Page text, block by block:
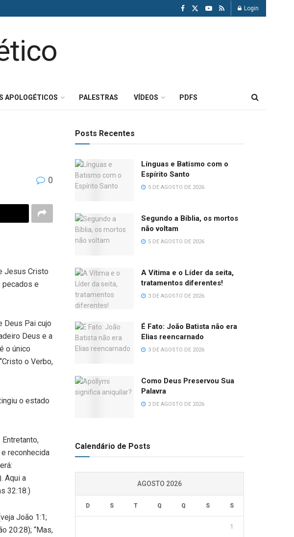
Login
APOLOGÉTICOS PALESTRAS VÍDEOS PDFS
0
Jesus Cristo
pecados e
Deus Pai cujo
Deus e a
o único
o Verbo,
o estado
reconhecida
Aqui a
32:18.)
João 1:1;
20:28); “Mas,
Posts Recentes
Línguas e Batismo com o
Espírito Santo
5 DE AGOSTO DE 2026
Segundo a Bíblia, os mortos
não voltam
5 DE AGOSTO DE 2026
A Vítima e o Líder da seita,
tratamentos diferentes!
3 DE AGOSTO DE 2026
É Fato: João Batista não era
Elias reencarnado
3 DE AGOSTO DE 2026
Como Deus Preservou Sua
Palavra
2 DE AGOSTO DE 2026
Calendário de Posts
AGOSTO 2026
D S T Q Q S S
1